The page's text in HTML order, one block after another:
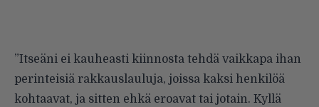
”Itseäni ei kauheasti kiinnosta tehdä vaikkapa ihan
perinteisiä rakkauslauluja, joissa kaksi henkilöä
kohtaavat, ja sitten ehkä eroavat tai jotain. Kyllä